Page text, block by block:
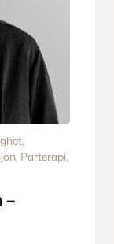
, Parterapi
–